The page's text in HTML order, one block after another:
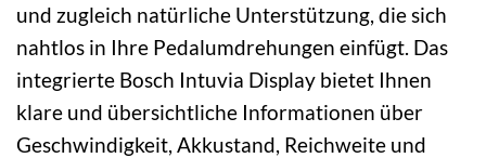
und zugleich natürliche Unterstützung, die sich
nahtlos in Ihre Pedalumdrehungen einfügt. Das
integrierte Bosch Intuvia Display bietet Ihnen
klare und übersichtliche Informationen über
Geschwindigkeit, Akkustand, Reichweite und